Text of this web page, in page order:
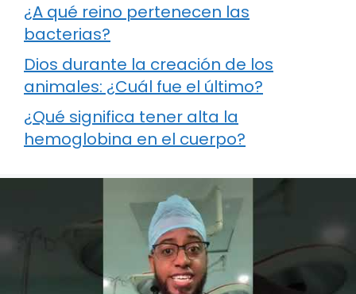
¿A qué reino pertenecen las
bacterias?
Dios durante la creación de los
animales: ¿Cuál fue el último?
¿Qué significa tener alta la
hemoglobina en el cuerpo?